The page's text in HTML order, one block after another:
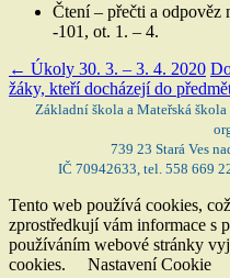
Čtení – přečti a odpověz
-101, ot. 1. – 4.
← Úkoly 30. 3. – 3. 4. 2020
žáky, kteří docházejí do
Základní škola a Mateřská
739 23 Stará Ves
IČ 70942633, tel. 558 669
Tento web používá cookies,
zprostředkují vám informace s
používáním webové stránky
cookies.
Nastavení Cookie